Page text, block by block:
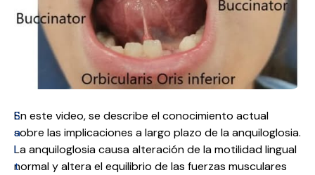
S
a
l
t
En este video, se describe el conocimiento actual
sobre las implicaciones a largo plazo de la anquiloglosia.
La anquiloglosia causa alteración de la motilidad lingual
normal y altera el equilibrio de las fuerzas musculares